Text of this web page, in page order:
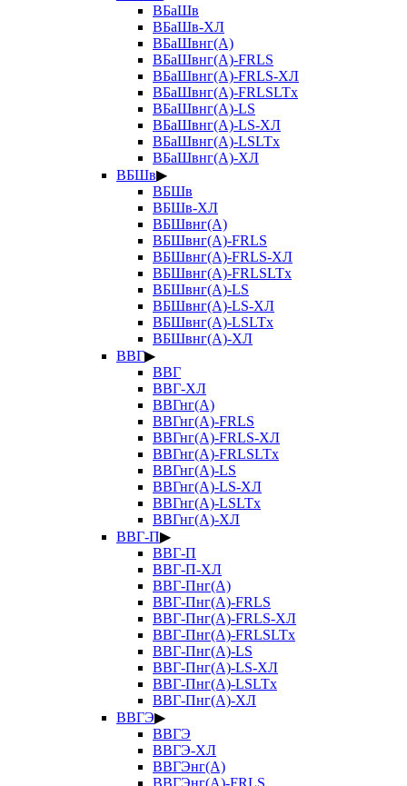
ВБаШв
ВБаШв-ХЛ
ВБаШвнг(А)
ВБаШвнг(А)-FRLS
ВБаШвнг(А)-FRLS-ХЛ
ВБаШвнг(А)-FRLSLTx
ВБаШвнг(А)-LS
ВБаШвнг(А)-LS-ХЛ
ВБаШвнг(А)-LSLTx
ВБаШвнг(А)-ХЛ
ВБШв▶
ВБШв
ВБШв-ХЛ
ВБШвнг(А)
ВБШвнг(А)-FRLS
ВБШвнг(А)-FRLS-ХЛ
ВБШвнг(А)-FRLSLTx
ВБШвнг(А)-LS
ВБШвнг(А)-LS-ХЛ
ВБШвнг(А)-LSLTx
ВБШвнг(А)-ХЛ
ВВГ▶
ВВГ
ВВГ-ХЛ
ВВГнг(А)
ВВГнг(А)-FRLS
ВВГнг(А)-FRLS-ХЛ
ВВГнг(А)-FRLSLTx
ВВГнг(А)-LS
ВВГнг(А)-LS-ХЛ
ВВГнг(А)-LSLTx
ВВГнг(А)-ХЛ
ВВГ-П▶
ВВГ-П
ВВГ-П-ХЛ
ВВГ-Пнг(А)
ВВГ-Пнг(А)-FRLS
ВВГ-Пнг(А)-FRLS-ХЛ
ВВГ-Пнг(А)-FRLSLTx
ВВГ-Пнг(А)-LS
ВВГ-Пнг(А)-LS-ХЛ
ВВГ-Пнг(А)-LSLTx
ВВГ-Пнг(А)-ХЛ
ВВГЭ▶
ВВГЭ
ВВГЭ-ХЛ
ВВГЭнг(А)
ВВГЭнг(А)-FRLS